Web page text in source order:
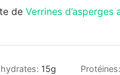
de Verrines d’asperges
15g Protéines: